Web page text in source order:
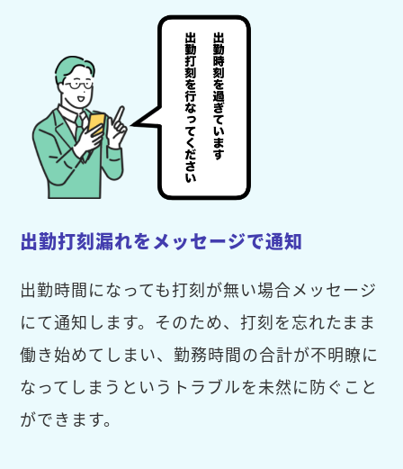
出勤打刻漏れをメッセージで通知
出勤時間になっても打刻が無い場合メッセージ
にて通知します。そのため、打刻を忘れたまま
働き始めてしまい、勤務時間の合計が不明瞭に
なってしまうというトラブルを未然に防ぐこと
ができます。